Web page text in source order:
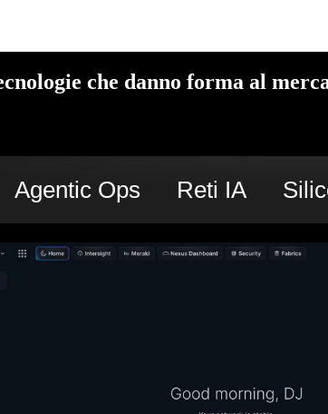
che danno forma al
Agentic Ops Reti IA